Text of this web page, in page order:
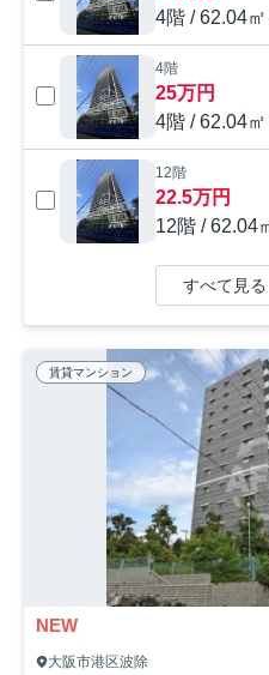
4階 / 62.04
4階
25万円
4階 / 62.04
12階
22.5万円
12階 / 62.04
すべて見る
賃貸マンション
NEW
大阪市港区波除